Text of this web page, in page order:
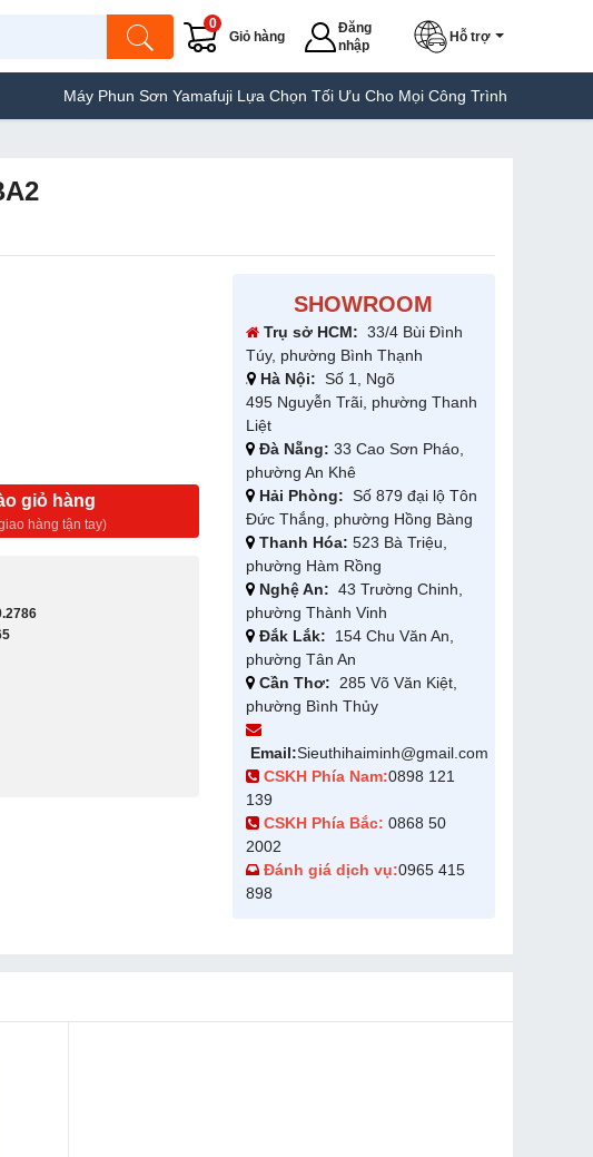
Giỏ hàng
0
Đăng
nhập
Hỗ trợ
Phun Sơn Yamafuji Lựa Chọn Tối Ưu Cho Mọi Công Trình Máy Hàn Túi
giỏ hàng
hàng tận tay)
SHOWROOM
Trụ sở HCM: 33/4 Bùi Đình
Túy, phường Bình Thạnh
Hà Nội: Số 1, Ngõ
495 Nguyễn Trãi, phường Thanh
Liệt
Đà Nẵng: 33 Cao Sơn Pháo,
phường An Khê
Hải Phòng: Số 879 đại lộ Tôn
Đức Thắng, phường Hồng Bàng
Thanh Hóa: 523 Bà Triệu,
phường Hàm Rồng
Nghệ An: 43 Trường Chinh,
phường Thành Vinh
Đắk Lắk: 154 Chu Văn An,
phường Tân An
Cần Thơ: 285 Võ Văn Kiệt,
phường Bình Thủy
Email:Sieuthihaiminh@gmail.com
CSKH Phía Nam:0898 121
139
CSKH Phía Bắc: 0868 50
2002
Đánh giá dịch vụ:0965 415
898